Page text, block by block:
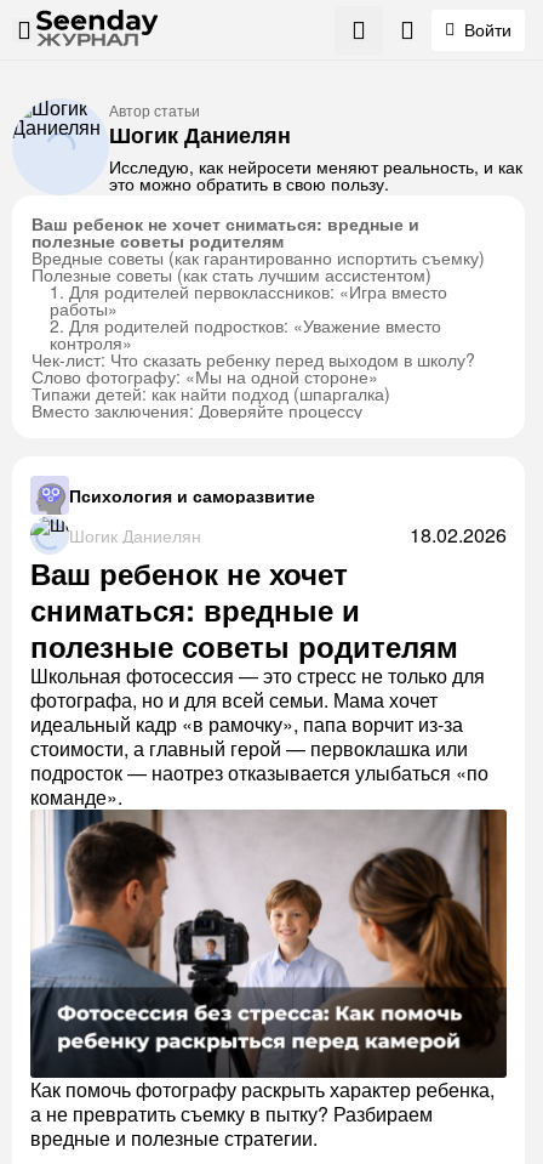
Войти
Психология и саморазвитие
Шогик Даниелян
18.02.2026
Ваш ребенок не хочет
сниматься: вредные и
полезные советы родителям
Школьная фотосессия — это стресс не только для
фотографа, но и для всей семьи. Мама хочет
идеальный кадр «в рамочку», папа ворчит из-за
стоимости, а главный герой — первоклашка или
подросток — наотрез отказывается улыбаться «по
команде».
Как помочь фотографу раскрыть характер ребенка,
а не превратить съемку в пытку? Разбираем
вредные и полезные стратегии.
Автор статьи
Шогик Даниелян
Исследую, как нейросети меняют реальность, и как
это можно обратить в свою пользу.
Ваш ребенок не хочет сниматься: вредные и
полезные советы родителям
Вредные советы (как гарантированно испортить съемку)
Полезные советы (как стать лучшим ассистентом)
1. Для родителей первоклассников: «Игра вместо
работы»
2. Для родителей подростков: «Уважение вместо
контроля»
Чек-лист: Что сказать ребенку перед выходом в школу?
Слово фотографу: «Мы на одной стороне»
Типажи детей: как найти подход (шпаргалка)
Вместо заключения: Доверяйте процессу